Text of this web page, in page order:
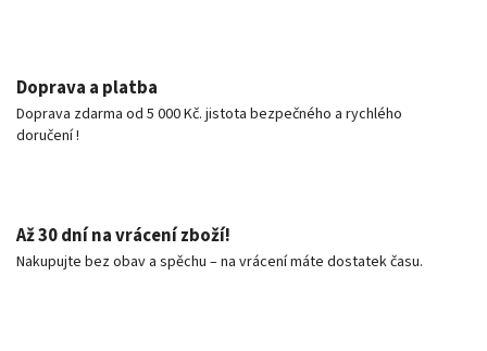
Doprava a platba
Doprava zdarma od 5 000 Kč. jistota bezpečného a rychlého
doručení !
Až 30 dní na vrácení zboží!
Nakupujte bez obav a spěchu – na vrácení máte dostatek času.